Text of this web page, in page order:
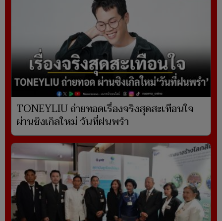
TONEYLIU ถ่ายทอดเรื่องจริงสุดสะเทือนใจ
ผ่านซิงเกิลใหม่ วันที่ฝนพรำ